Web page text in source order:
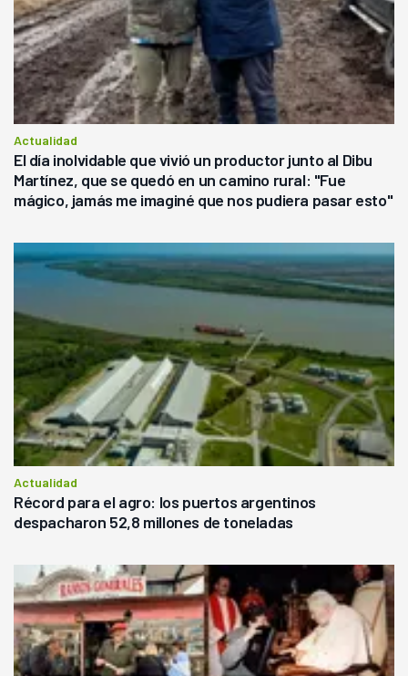
Actualidad
El día inolvidable que vivió un productor junto al Dibu
Martínez, que se quedó en un camino rural: "Fue
mágico, jamás me imaginé que nos pudiera pasar esto"
Actualidad
Récord para el agro: los puertos argentinos
despacharon 52,8 millones de toneladas